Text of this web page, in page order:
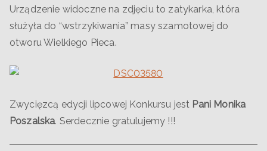
Urządzenie widoczne na zdjęciu to zatykarka, która
służyła do “wstrzykiwania” masy szamotowej do
otworu Wielkiego Pieca.
Zwycięzcą edycji lipcowej Konkursu jest Pani Monika
Poszalska. Serdecznie gratulujemy !!!